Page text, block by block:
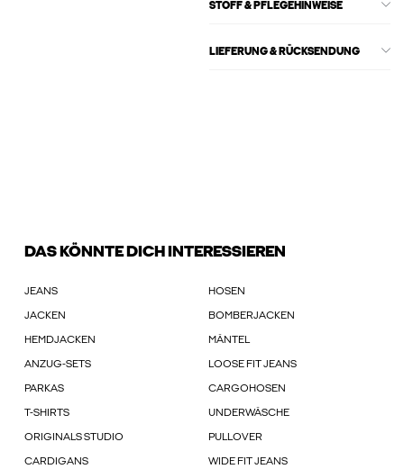
STOFF & PFLEGEHINWEISE
LIEFERUNG & RÜCKSENDUNG
DAS KÖNNTE DICH INTERESSIEREN
JEANS HOSEN
JACKEN BOMBERJACKEN
HEMDJACKEN MÄNTEL
ANZUG-SETS LOOSE FIT JEANS
PARKAS CARGOHOSEN
T-SHIRTS UNDERWÄSCHE
ORIGINALS STUDIO PULLOVER
CARDIGANS WIDE FIT JEANS